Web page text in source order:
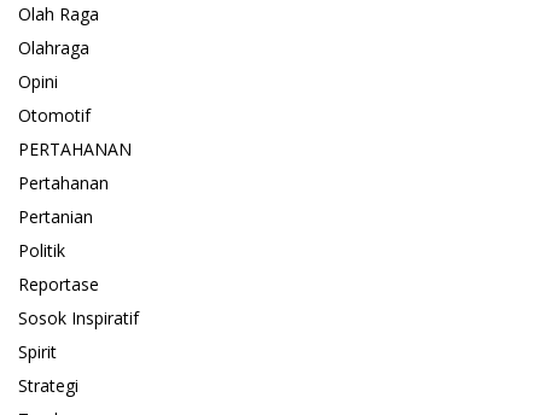
Olah Raga
Olahraga
Opini
Otomotif
PERTAHANAN
Pertahanan
Pertanian
Politik
Reportase
Sosok Inspiratif
Spirit
Strategi